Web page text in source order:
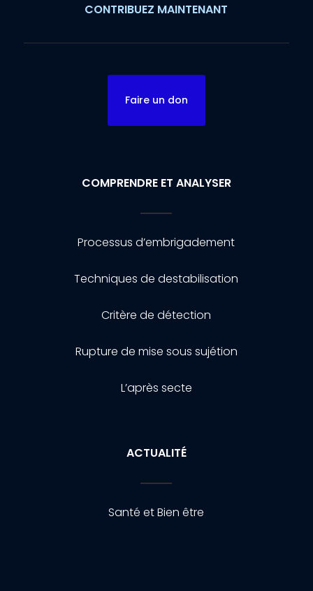
CONTRIBUEZ MAINTENANT
Faire un don
COMPRENDRE ET ANALYSER
Processus d’embrigadement
Techniques de destabilisation
Critère de détection
Rupture de mise sous sujétion
L’après secte
ACTUALITÉ
Santé et Bien être